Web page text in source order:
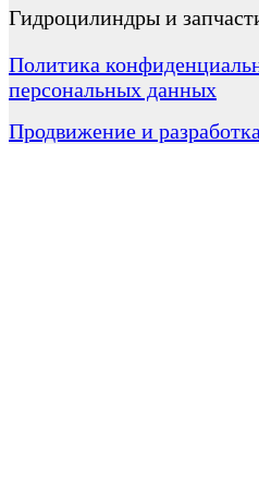
Гидроцилиндры и
Политика
персональных данных
Продвижение и разработка